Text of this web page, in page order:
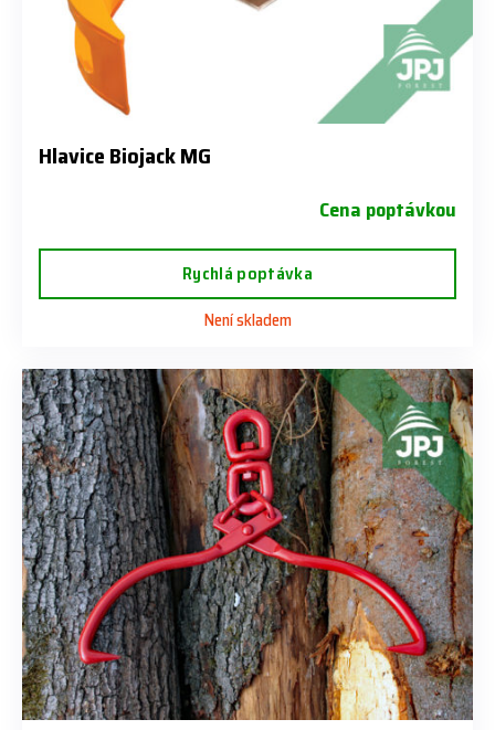
Hlavice Biojack MG
Cena poptávkou
Rychlá poptávka
Není skladem